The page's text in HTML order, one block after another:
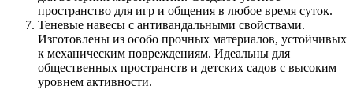
пространство для игр и общения в любое время суток.
Теневые навесы с антивандальными свойствами.
Изготовлены из особо прочных материалов, устойчивых
к механическим повреждениям. Идеальны для
общественных пространств и детских садов с высоким
уровнем активности.